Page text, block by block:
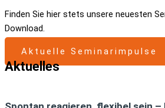
Finden Sie hier stets unsere neuesten
Download.
Aktuelle Seminarimpulse
Aktuelles